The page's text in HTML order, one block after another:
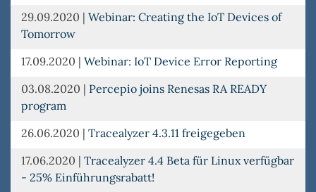
29.09.2020 | Webinar: Creating the IoT Devices of
Tomorrow
17.09.2020 | Webinar: IoT Device Error Reporting
03.08.2020 | Percepio joins Renesas RA READY
program
26.06.2020 | Tracealyzer 4.3.11 freigegeben
17.06.2020 | Tracealyzer 4.4 Beta für Linux verfügbar
- 25% Einführungsrabatt!